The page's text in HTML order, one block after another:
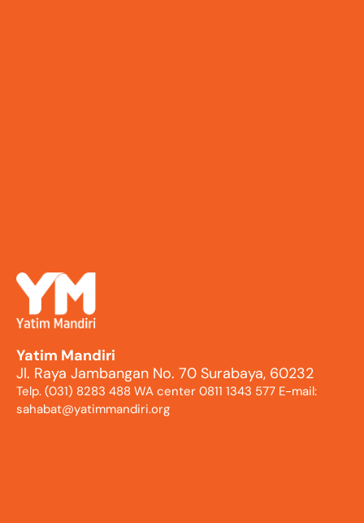
Yatim Mandiri
Jl. Raya Jambangan No. 70 Surabaya, 60232
Telp. (031) 8283 488 WA center 0811 1343 577 E-mail:
sahabat@yatimmandiri.org